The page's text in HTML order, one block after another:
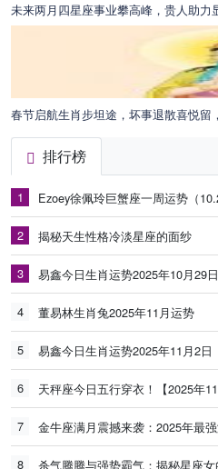
未来两月四星座事业攀高峰，贵人助力
春节启航生肖步坦途，坏事退散喜悦留
排行榜
1 Ezoey徐佩玲巨蟹座一周运势（
2 揭秘天生性格冷淡星座的面纱
3 易鑫今日生肖运势2025年10月29日
4 董易林生肖兔2025年11月运势
5 易鑫今日生肖运势2025年11月2日
6 天秤座今日五行穿衣！【2025年11
7 金牛座满月震撼来袭：2025年最
8 杀气腾腾与强势霸气：揭秘星座女